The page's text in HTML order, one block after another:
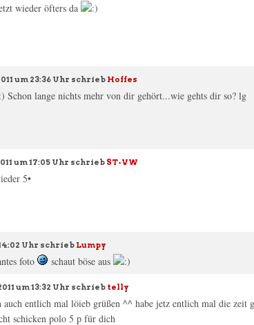
wieder öfters da
um 23:36 Uhr schrieb Hoffes
Schon lange nichts mehr von dir gehört...wie gehts dir so? lg
um 17:05 Uhr schrieb ST-VW
5•
Uhr schrieb Lumpy
foto schaut böse aus
um 13:32 Uhr schrieb telly
entlich mal löieb grüßen ^^ habe jetz entlich mal die zeit
schicken polo 5 p für dich